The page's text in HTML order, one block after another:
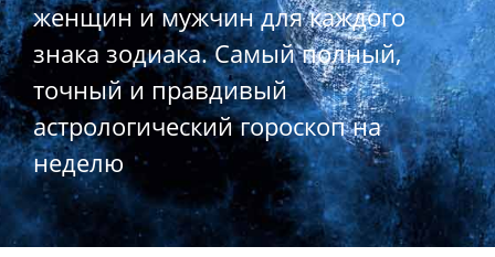
женщин и мужчин для каждого
знака зодиака. Самый полный,
точный и правдивый
астрологический гороскоп на
неделю